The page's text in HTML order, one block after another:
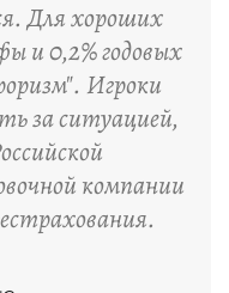
Для хороших
и 0,2% годовых
Игроки
за ситуацией,
компании